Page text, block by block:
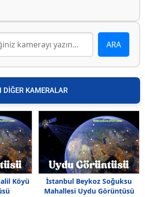
DİĞER KAMERALAR
Köyü
İstanbul Beykoz Soğuksu
Mahallesi Uydu Görüntüsü